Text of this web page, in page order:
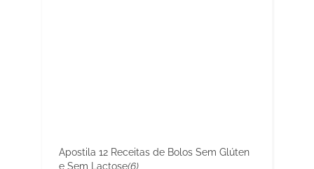
Apostila 12 Receitas de Bolos Sem Glúten
e Sem Lactose(6)